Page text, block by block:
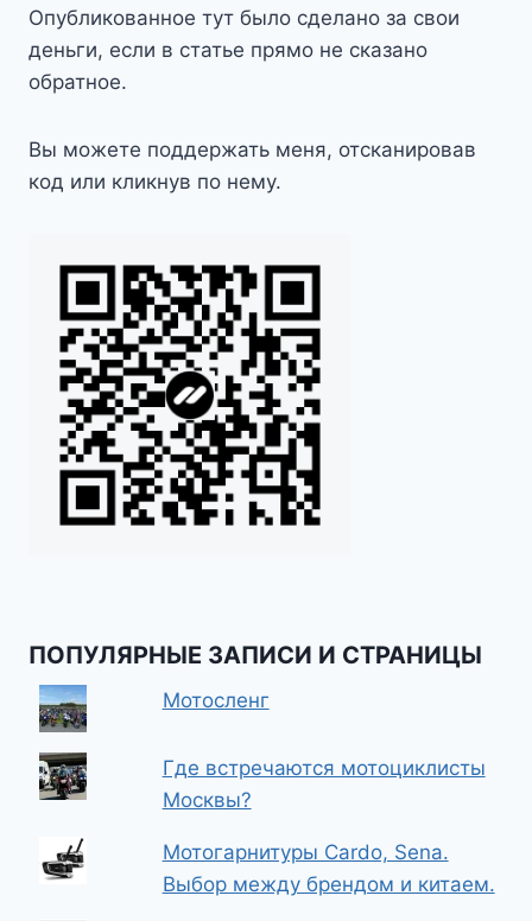
Опубликованное тут было сделано за свои
деньги, если в статье прямо не сказано
обратное.
Вы можете поддержать меня, отсканировав
код или кликнув по нему.
ПОПУЛЯРНЫЕ ЗАПИСИ И СТРАНИЦЫ
Мотосленг
Где встречаются мотоциклисты
Москвы?
Мотогарнитуры Cardo, Sena.
Выбор между брендом и китаем.